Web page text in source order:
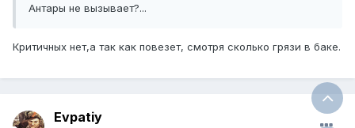
Антары не вызывает?...
Критичных нет,а так как повезет, смотря сколько грязи в баке.
Evpatiy